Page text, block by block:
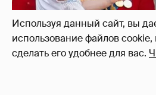
Используя данный сайт, вы
использование файлов
сделать его удобнее для вас.
Кейт Миддлтон и принц
испекли праздничные